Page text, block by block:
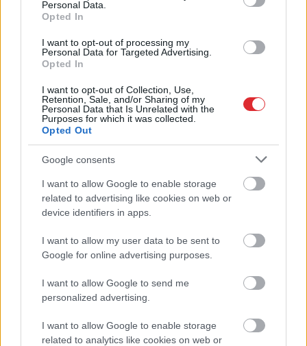
Personal Data.
Opted In
I want to opt-out of processing my
Personal Data for Targeted Advertising.
Opted In
I want to opt-out of Collection, Use,
Retention, Sale, and/or Sharing of my
Personal Data that Is Unrelated with the
Purposes for which it was collected.
Opted Out
Google consents
I want to allow Google to enable storage
related to advertising like cookies on web or
device identifiers in apps.
I want to allow my user data to be sent to
Google for online advertising purposes.
I want to allow Google to send me
personalized advertising.
I want to allow Google to enable storage
related to analytics like cookies on web or
TESTS. Tikai cilvēki ar
laucinieka DNS spēs iegūt
80% šajā lauku gudrību
testā
Armands Puče:
sarunāts “veikals”! Bet
vai jūs domājat, ka visi
sabiedrisko transportu:
Lai tiktu no Jelgavas uz
vienkārši pazūd
Atcelt Ziņot